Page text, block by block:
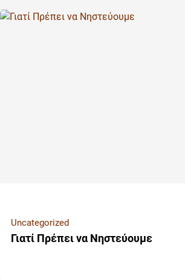
Uncategorized
Γιατί Πρέπει να Νηστεύουμε